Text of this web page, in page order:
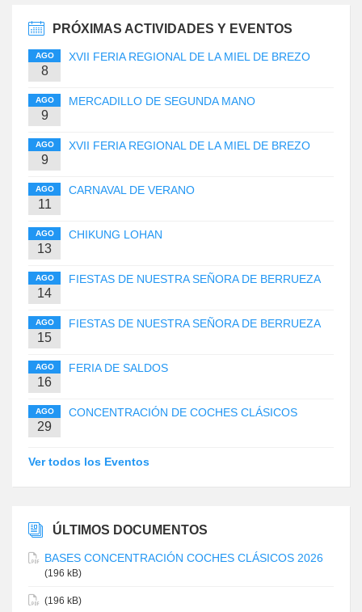
PRÓXIMAS ACTIVIDADES Y EVENTOS
AGO
8
XVII FERIA REGIONAL DE LA MIEL DE BREZO
AGO
9
MERCADILLO DE SEGUNDA MANO
AGO
9
XVII FERIA REGIONAL DE LA MIEL DE BREZO
AGO
11
CARNAVAL DE VERANO
AGO
13
CHIKUNG LOHAN
AGO
14
FIESTAS DE NUESTRA SEÑORA DE BERRUEZA
AGO
15
FIESTAS DE NUESTRA SEÑORA DE BERRUEZA
AGO
16
FERIA DE SALDOS
AGO
29
CONCENTRACIÓN DE COCHES CLÁSICOS
Ver todos los Eventos
ÚLTIMOS DOCUMENTOS
BASES CONCENTRACIÓN COCHES CLÁSICOS 2026
(196 kB)
(196 kB)